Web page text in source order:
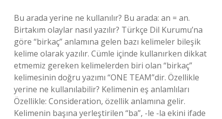
Bu arada yerine ne kullanılır? Bu arada: an = an.
Birtakım olaylar nasıl yazılır? Türkçe Dil Kurumu’na
göre “birkaç” anlamına gelen bazı kelimeler bileşik
kelime olarak yazılır. Cümle içinde kullanırken dikkat
etmemiz gereken kelimelerden biri olan “birkaç”
kelimesinin doğru yazımı “ONE TEAM”dir. Özellikle
yerine ne kullanılabilir? Kelimenin eş anlamlıları
Özellikle: Consideration, özellik anlamına gelir.
Kelimenin başına yerleştirilen “ba”, -le -la ekini ifade